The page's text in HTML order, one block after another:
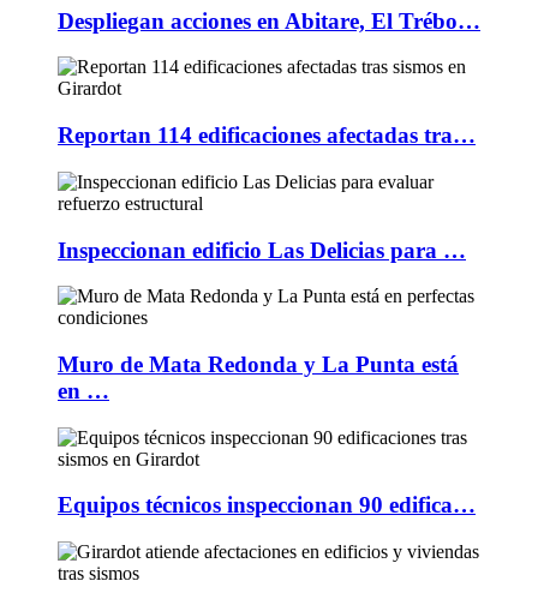
Despliegan acciones en Abitare, El Trébo…
Reportan 114 edificaciones afectadas tra…
Inspeccionan edificio Las Delicias para …
Muro de Mata Redonda y La Punta está
en …
Equipos técnicos inspeccionan 90 edifica…